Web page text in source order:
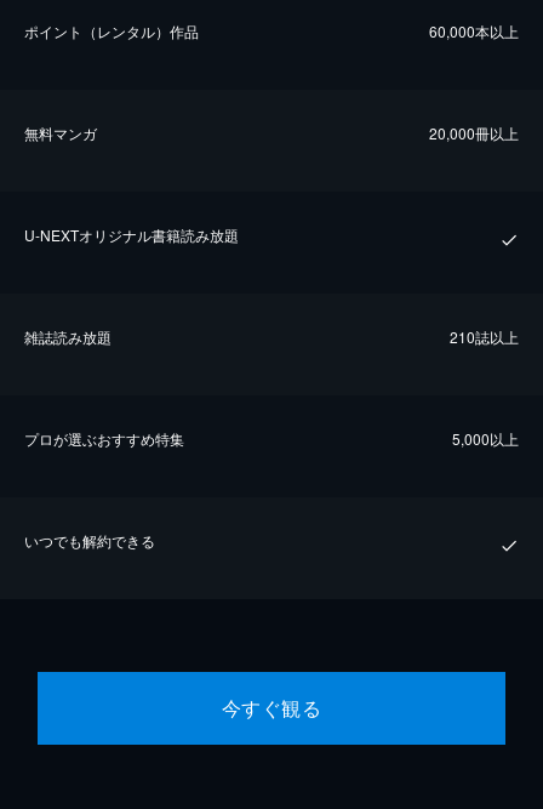
ポイント（レンタル）作品 60,000本以上
無料マンガ 20,000冊以上
U-NEXTオリジナル書籍読み放題
雑誌読み放題 210誌以上
プロが選ぶおすすめ特集 5,000以上
いつでも解約できる
今すぐ観る